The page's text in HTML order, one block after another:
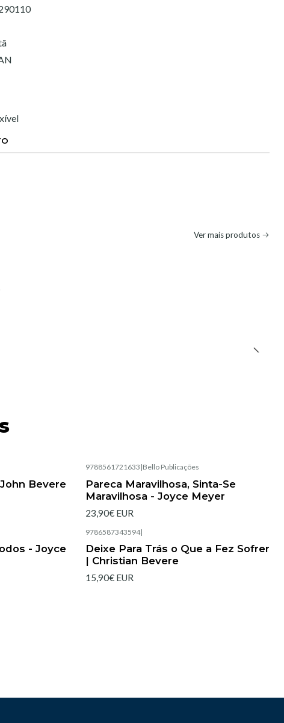
Ver mais produtos
Bevere
9788561721633 |Bello Publicações
Pareca Maravilhosa, Sinta-Se
Maravilhosa - Joyce Meyer
23,90€ EUR
- Joyce
9786587343594|
Deixe Para Trás o Que a Fez Sofrer
| Christian Bevere
15,90€ EUR